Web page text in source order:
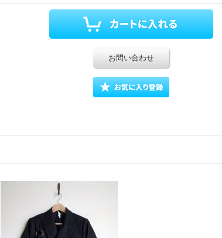
お問い合わせ